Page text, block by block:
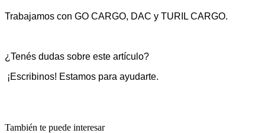
Trabajamos con GO CARGO, DAC y TURIL CARGO.
¿Tenés dudas sobre este artículo?
¡Escribinos! Estamos para ayudarte.
También te puede interesar